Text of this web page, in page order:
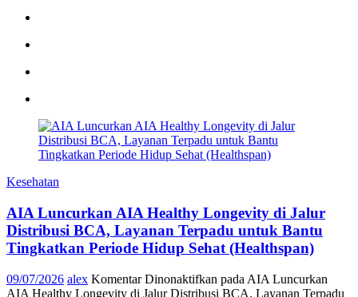
Kesehatan
AIA Luncurkan AIA Healthy Longevity di Jalur
Distribusi BCA, Layanan Terpadu untuk Bantu
Tingkatkan Periode Hidup Sehat (Healthspan)
09/07/2026 alex Komentar Dinonaktifkan pada AIA Luncurkan
AIA Healthy Longevity di Jalur Distribusi BCA, Layanan Terpadu